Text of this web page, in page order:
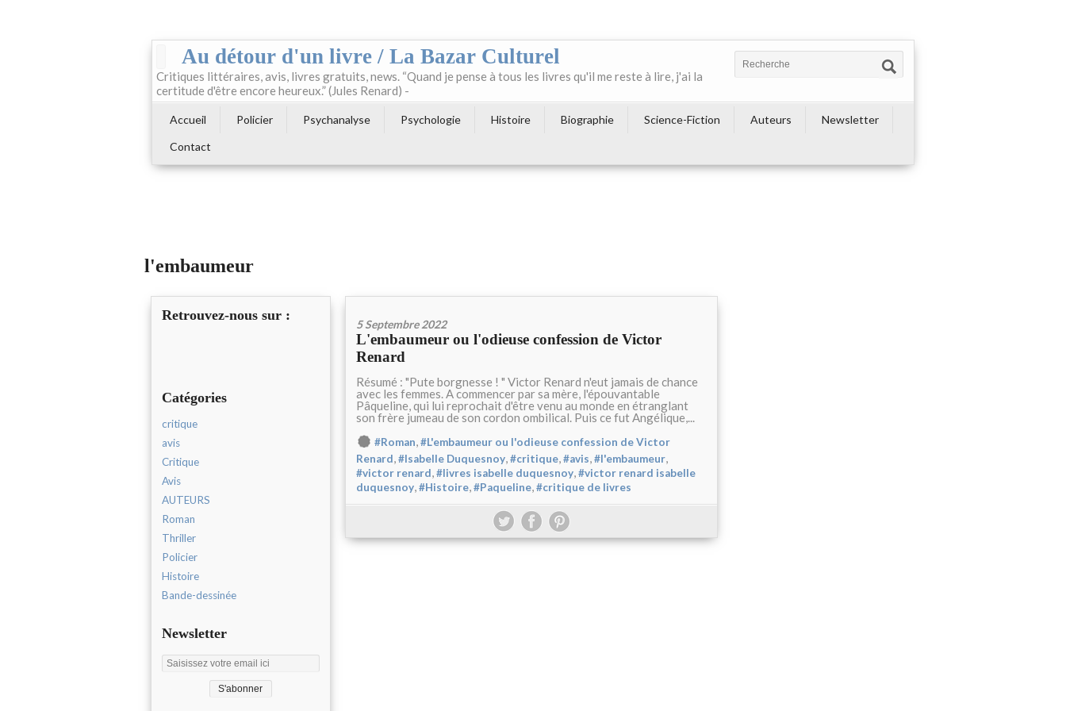
Au détour d'un livre / La Bazar Culturel
Critiques littéraires, avis, livres gratuits, news. “Quand je pense à tous les livres qu'il me reste à lire, j'ai la
certitude d'être encore heureux.” (Jules Renard) -
Accueil Policier Psychanalyse Psychologie Histoire Biographie Science-Fiction Auteurs
Newsletter
Contact
l'embaumeur
Retrouvez-nous sur :
Catégories
critique
avis
Critique
Avis
AUTEURS
Roman
Thriller
Policier
Histoire
Bande-dessinée
Newsletter
5 Septembre 2022
L'embaumeur ou l'odieuse confession de Victor
Renard
Résumé : "Pute borgnesse ! " Victor Renard n'eut jamais de chance
avec les femmes. A commencer par sa mère, l'épouvantable
Pâqueline, qui lui reprochait d'être venu au monde en étranglant
son frère jumeau de son cordon ombilical. Puis ce fut Angélique,...
#Roman,#L'embaumeur ou l'odieuse confession de Victor
Renard,#Isabelle Duquesnoy,#critique,#avis,#l'embaumeur,
#victor renard,#livres isabelle duquesnoy,#victor renard isabelle
duquesnoy,#Histoire,#Paqueline,#critique de livres